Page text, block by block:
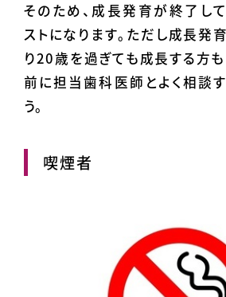
そのため、成長発育が終了し
ストになります。ただし成長発
り20歳を過ぎても成長する方も
前に担当歯科医師とよく相談す
う。
喫煙者